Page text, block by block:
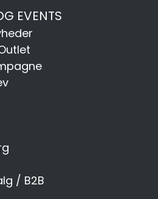
EVENTS
/ B2B